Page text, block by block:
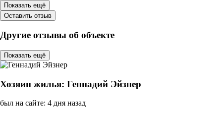
Показать ещё
Оставить отзыв
Другие отзывы об объекте
Показать ещё
Хозяин жилья: Геннадий Эйзнер
был на сайте: 4 дня назад